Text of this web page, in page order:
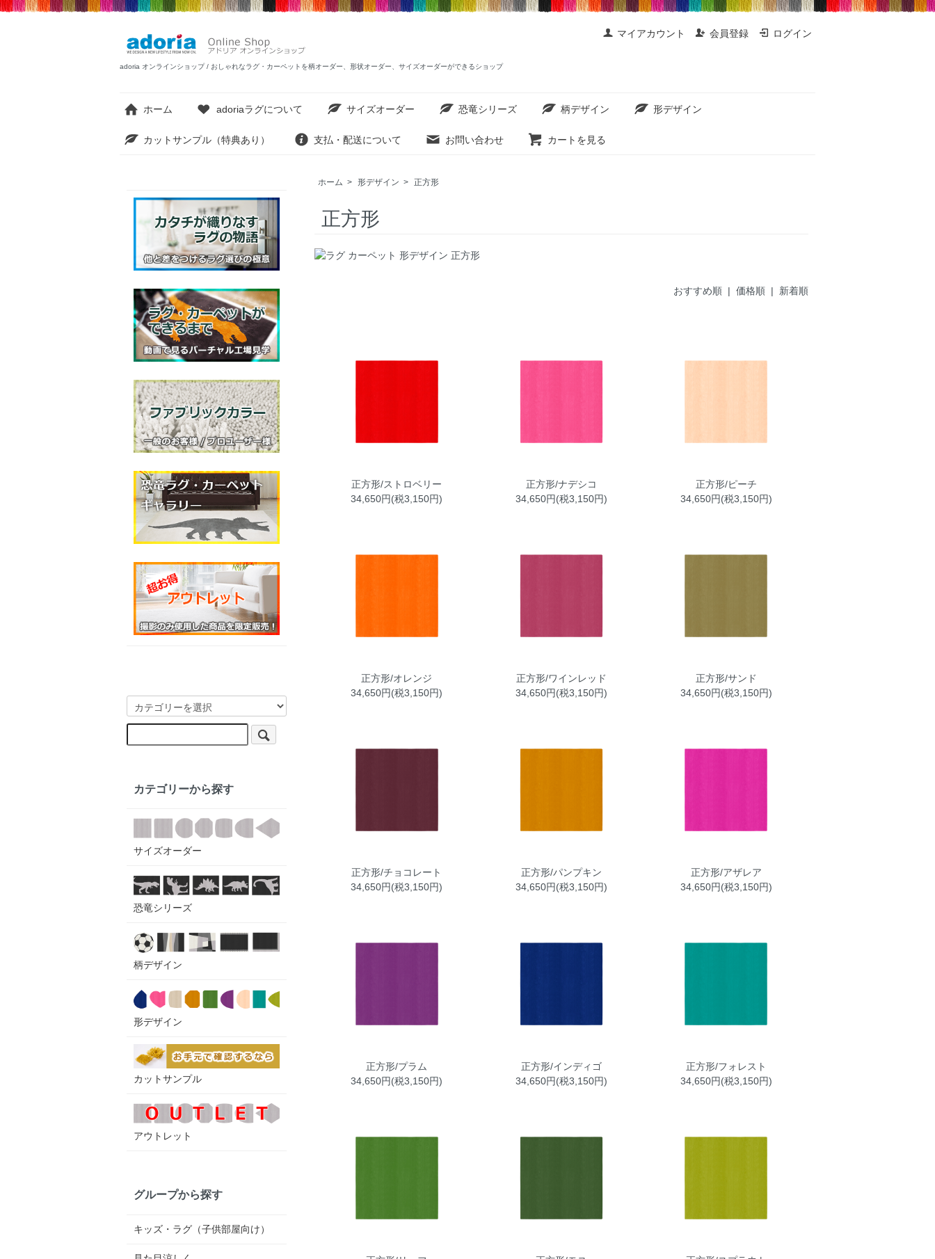
マイアカウント 会員登録 ログイン
adoria オンラインショップ / おしゃれなラグ・カーペットを柄オーダー、形状オーダー、サイズオーダーができるショップ
ホーム adoriaラグについて サイズオーダー 恐竜シリーズ 柄デザイン 形デザイン
カットサンプル（特典あり） 支払・配送について お問い合わせ カートを見る
ホーム > 形デザイン > 正方形
正方形
おすすめ順 | 価格順 | 新着順
正方形/ストロベリー
34,650円(税3,150円)
正方形/ナデシコ
34,650円(税3,150円)
正方形/ピーチ
34,650円(税3,150円)
正方形/オレンジ
34,650円(税3,150円)
正方形/ワインレッド
34,650円(税3,150円)
正方形/サンド
34,650円(税3,150円)
正方形/チョコレート
34,650円(税3,150円)
正方形/パンプキン
34,650円(税3,150円)
正方形/アザレア
34,650円(税3,150円)
正方形/プラム
34,650円(税3,150円)
正方形/インディゴ
34,650円(税3,150円)
正方形/フォレスト
34,650円(税3,150円)
カテゴリーから探す
サイズオーダー
恐竜シリーズ
柄デザイン
形デザイン
カットサンプル
アウトレット
グループから探す
キッズ・ラグ（子供部屋向け）